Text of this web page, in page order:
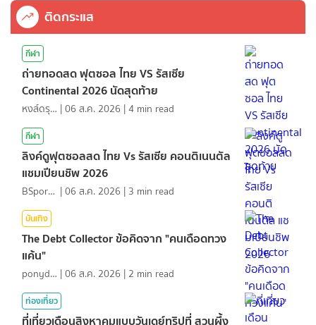
ติดกระแส
กีฬา
ถ่ายทอดสด ฟุตซอล ไทย VS รัสเซีย
Continental 2026 นัดสุดท้าย
หงส์ดรุณ |06 ส.ค. 2026 |4 min read
กีฬา
ลิงค์ดูฟุตซอลสด ไทย Vs รัสเซีย คอนติเนนตัล
แชมเปียนชิพ 2026
BSports8 |06 ส.ค. 2026 | 3 min read
บันเทิง
The Debt Collector ข้อคิดจาก "คนเดือดทวง
แค้น"
ponydiary |06 ส.ค. 2026 | 2 min read
ท่องเที่ยว
ที่เที่ยวเดือนสิงหาคมแบบวันเดย์ทริปที่ สวนผึ้ง